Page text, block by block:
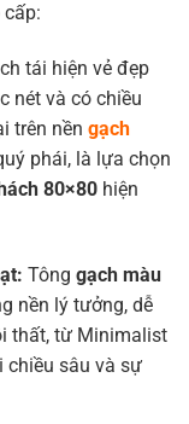
tái hiện vẻ đẹp
nét và có chiều
trên nền gạch
phái, là lựa chọn
80×80hiện
Tông gạch màu
nền lý tưởng, dễ
thất, từ Minimalist
chiều sâu và sự